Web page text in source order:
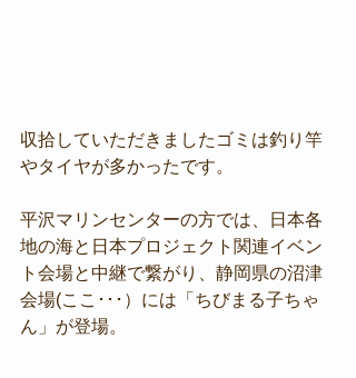
収拾していただきましたゴミは釣り竿
やタイヤが多かったです。
平沢マリンセンターの方では、日本各
地の海と日本プロジェクト関連イベン
ト会場と中継で繋がり、静岡県の沼津
会場(ここ･･･）には「ちびまる子ちゃ
ん」が登場。